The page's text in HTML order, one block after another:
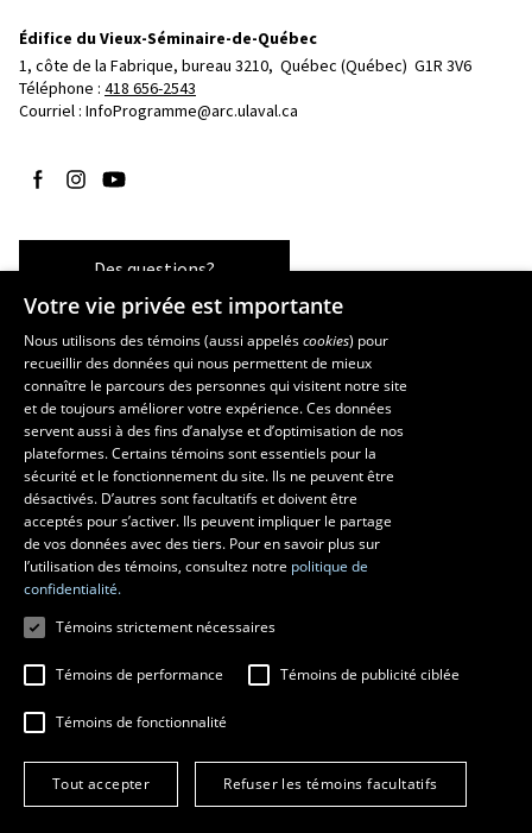
Édifice du Vieux-Séminaire-de-Québec
1, côte de la Fabrique, bureau 3210, Québec (Québec)  G1R 3V6
Téléphone : 418 656-2543
Courriel : InfoProgramme@arc.ulaval.ca
Suivez-nous sur Facebook
Suivez-nous sur Instagram
Suivez-nous sur YouTube
Des questions?
Les écoles et la recherche
École d’art
École supérieure d’aménagement du territoire et de développement
régional
École de design
Centre de recherche en aménagement et développement
© 2026 Université Laval
Tous droits réservés
Conditions générales d'utilisation
Fraude en ligne
Votre vie privée est importante
Nous utilisons des témoins (aussi appeléscookies) pour
recueillir des données qui nous permettent de mieux
connaître le parcours des personnes qui visitent notre site
et de toujours améliorer votre expérience. Ces données
servent aussi à des fins d’analyse et d’optimisation de nos
plateformes. Certains témoins sont essentiels pour la
sécurité et le fonctionnement du site. Ils ne peuvent être
désactivés. D’autres sont facultatifs et doivent être
acceptés pour s’activer. Ils peuvent impliquer le partage
de vos données avec des tiers. Pour en savoir plus sur
l’utilisation des témoins, consultez notre politique de
confidentialité.
Témoins strictement nécessaires
Témoins de performance Témoins de publicité ciblée
Témoins de fonctionnalité
Tout accepter Refuser les témoins facultatifs